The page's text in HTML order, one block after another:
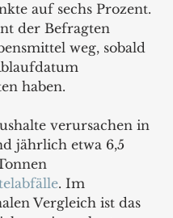
auf sechs Prozent.
der Befragten
weg, sobald
haben.
verursachen in
jährlich etwa 6,5
. Im
Vergleich ist das